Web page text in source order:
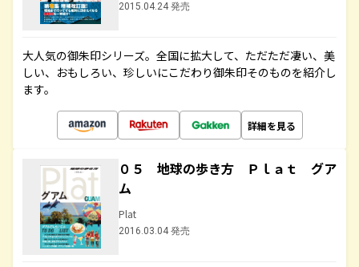
2015.04.24 発売
大人気の御朱印シリーズ。全国に拡大して、ただただ凄い、美
しい、おもしろい、珍しいにこだわり御朱印そのものを紹介し
ます。
詳細を見る
０５ 地球の歩き方 Ｐｌａｔ グア
ム
Plat
2016.03.04 発売